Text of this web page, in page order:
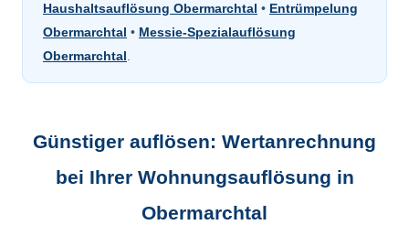
Haushaltsauflösung Obermarchtal • Entrümpelung
Obermarchtal • Messie-Spezialauflösung
Obermarchtal
Günstiger auflösen: Wertanrechnung
bei Ihrer Wohnungsauflösung in
Obermarchtal